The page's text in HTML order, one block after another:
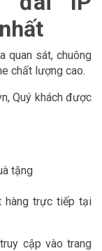
quan sát, chuông
chất lượng cao.
Quý khách được
tặng
hàng trực tiếp tại
cập vào trang